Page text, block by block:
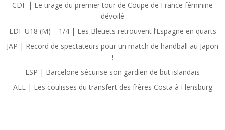
CDF | Le tirage du premier tour de Coupe de France féminine
dévoilé
EDF U18 (M) – 1/4 | Les Bleuets retrouvent l’Espagne en quarts
JAP | Record de spectateurs pour un match de handball au Japon
!
ESP | Barcelone sécurise son gardien de but islandais
ALL | Les coulisses du transfert des frères Costa à Flensburg